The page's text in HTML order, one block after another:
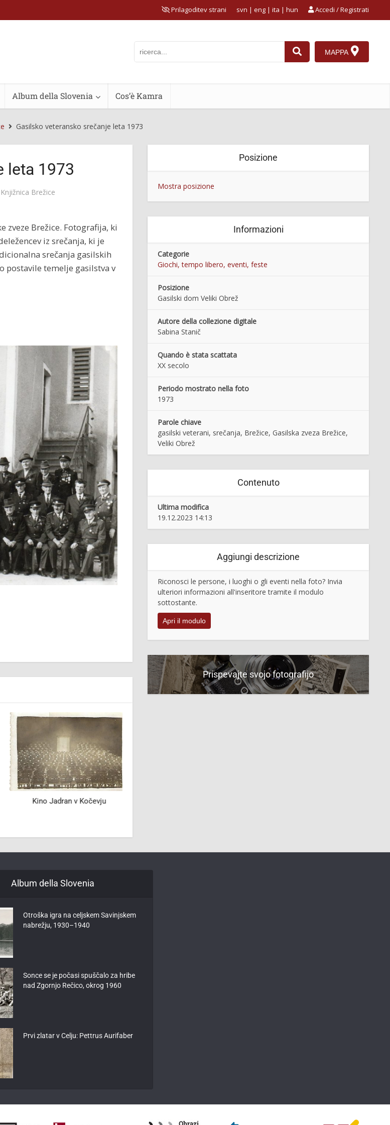
Prilagoditev strani Accedi / Registrati
svn | eng | ita | hun
MAPPA
Album della Slovenia Cos’è Kamra
Gasilsko veteransko srečanje leta 1973
leta 1973
Knjižnica Brežice
zveze Brežice. Fotografija, ki
iz srečanja, ki je
srečanja gasilskih
postavile temelje gasilstva v
Kino Jadran v Kočevju
Posizione
Mostra posizione
Informazioni
Categorie
Giochi, tempo libero, eventi, feste
Posizione
Gasilski dom Veliki Obrež
Autore della collezione digitale
Sabina Stanič
Quando è stata scattata
XX secolo
Periodo mostrato nella foto
1973
Parole chiave
gasilski veterani, srečanja, Brežice, Gasilska zveza Brežice,
Veliki Obrež
Contenuto
Ultima modifica
19.12.2023 14:13
Aggiungi descrizione
Riconosci le persone, i luoghi o gli eventi nella foto? Invia
ulteriori informazioni all'inseritore tramite il modulo
sottostante.
Apri il modulo
Prispevajte svojo fotografijo
Album della Slovenia
Otroška igra na celjskem Savinjskem
nabrežju, 1930–1940
Sonce se je počasi spuščalo za hribe
nad Zgornjo Rečico, okrog 1960
Prvi zlatar v Celju: Pettrus Aurifaber